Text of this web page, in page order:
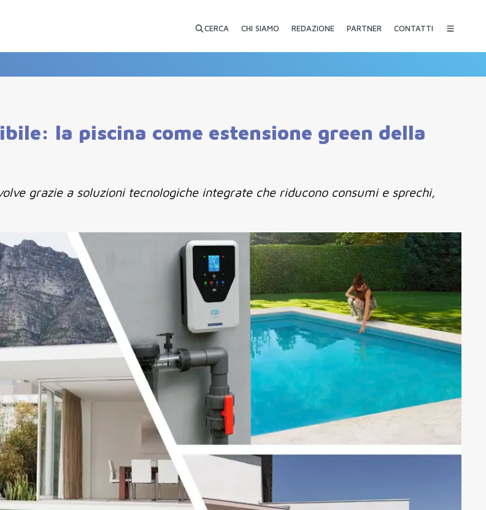
CERCA CHI SIAMO REDAZIONE PARTNER CONTATTI
la piscina come estensione green della
grazie a soluzioni tecnologiche integrate che riducono consumi e sprechi,